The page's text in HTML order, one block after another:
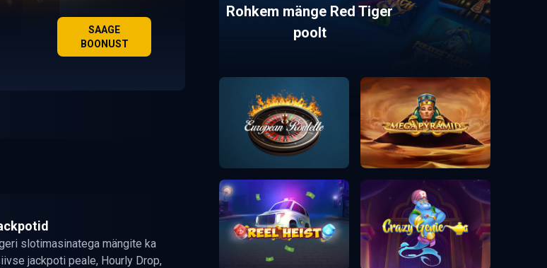
SAAGE
BOONUST
slotimasinatega mängite ka
jackpoti peale, Hourly Drop,
Rohkem mänge Red Tiger
poolt